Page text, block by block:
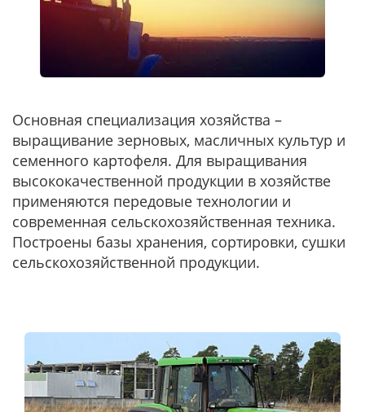
Основная специализация хозяйства –
выращивание зерновых, масличных культур и
семенного картофеля. Для выращивания
высококачественной продукции в хозяйстве
применяются передовые технологии и
современная сельскохозяйственная техника.
Построены базы хранения, сортировки, сушки
сельскохозяйственной продукции.